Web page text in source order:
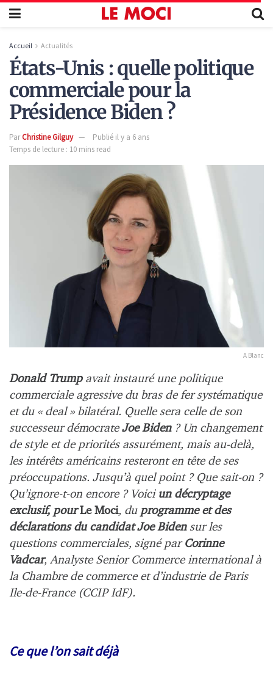
Accueil Actualités
États-Unis : quelle politique
commerciale pour la
Présidence Biden ?
ParChristine Gilguy
Publié il y a 6 ans
Temps de lecture : 10 mins read
A Blanc
Donald Trumpavait instauré une politique
commerciale agressive du bras de fer systématique
et du « deal » bilatéral. Quelle sera celle de son
successeur démocrateJoe Biden? Un changement
de style et de priorités assurément, mais au-delà,
les intérêts américains resteront en tête de ses
préoccupations. Jusqu’à quel point ? Que sait-on ?
Qu’ignore-t-on encore ? Voici un décryptage
exclusif, pourLe Moci, du programme et des
déclarations du candidat Joe Bidensur les
questions commerciales, signé par Corinne
Vadcar, Analyste Senior Commerce international à
la Chambre de commerce et d’industrie de Paris
Ile-de-France (CCIP IdF).
Ce que l’on sait déjà